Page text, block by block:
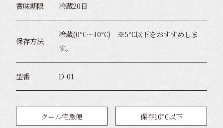
賞味期限 冷蔵20日
保存方法
冷蔵(0℃～10℃) ※5℃以下をおすすめしま
す。
型番 D-01
クール宅急便 保存10℃以下